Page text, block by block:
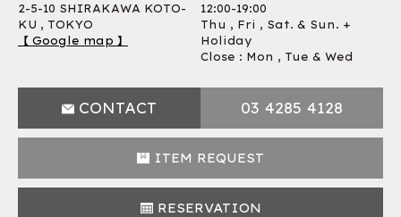
2-5-10 SHIRAKAWA KOTO-
KU , TOKYO
【 Google map 】
12:00-19:00
Thu , Fri , Sat. & Sun. +
Holiday
Close : Mon , Tue & Wed
CONTACT 03 4285 4128
ITEM REQUEST
RESERVATION